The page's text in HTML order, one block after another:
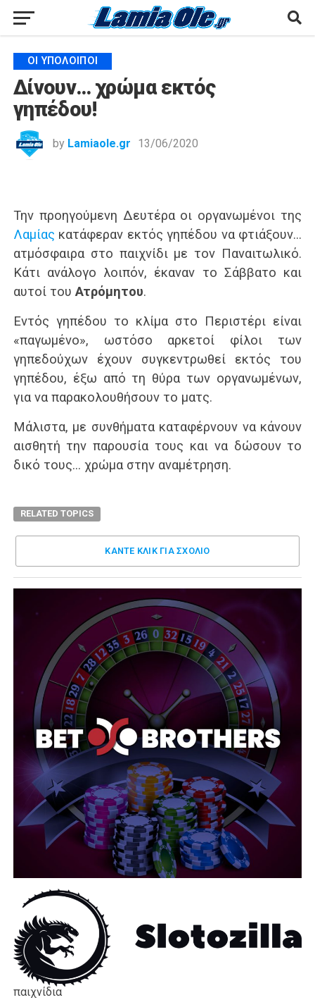
ΟΙ ΥΠΌΛΟΙΠΟΙ
Δίνουν… χρώμα εκτός
γηπέδου!
by Lamiaole.gr 13/06/2020
Την προηγούμενη Δευτέρα οι οργανωμένοι της
Λαμίας κατάφεραν εκτός γηπέδου να φτιάξουν…
ατμόσφαιρα στο παιχνίδι με τον Παναιτωλικό.
Κάτι ανάλογο λοιπόν, έκαναν το Σάββατο και
αυτοί του Ατρόμητου.
Εντός γηπέδου το κλίμα στο Περιστέρι είναι
«παγωμένο», ωστόσο αρκετοί φίλοι των
γηπεδούχων έχουν συγκεντρωθεί εκτός του
γηπέδου, έξω από τη θύρα των οργανωμένων,
για να παρακολουθήσουν το ματς.
Μάλιστα, με συνθήματα καταφέρνουν να κάνουν
αισθητή την παρουσία τους και να δώσουν το
δικό τους… χρώμα στην αναμέτρηση.
RELATED TOPICS
ΚΑΝΤΕ ΚΛΊΚ ΓΙΑ ΣΧΌΛΙΟ
παιχνίδια